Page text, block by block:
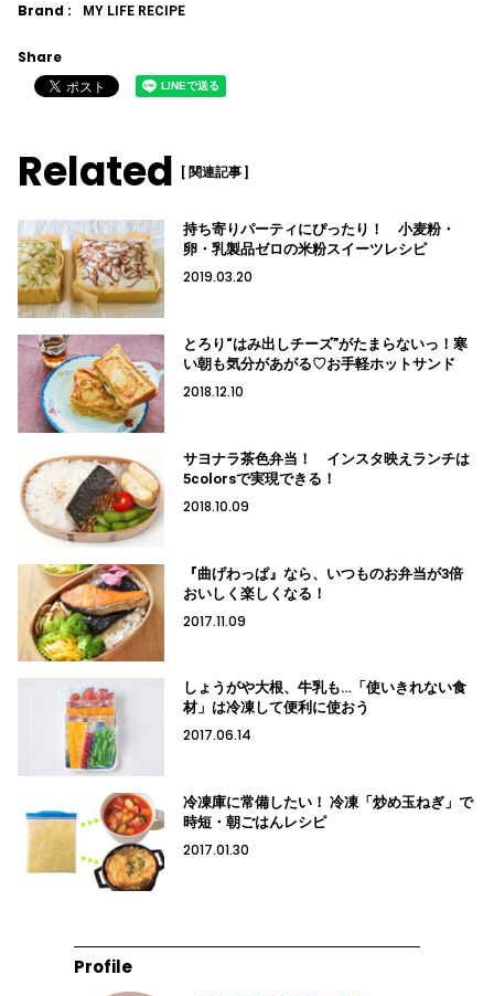
Brand : MY LIFE RECIPE
Share
Related [ 関連記事 ]
持ち寄りパーティにぴったり！ 小麦粉・
卵・乳製品ゼロの米粉スイーツレシピ
2019.03.20
とろり“はみ出しチーズ”がたまらないっ！寒
い朝も気分があがる♡お手軽ホットサンド
2018.12.10
サヨナラ茶色弁当！ インスタ映えランチは
5colorsで実現できる！
2018.10.09
『曲げわっぱ』なら、いつものお弁当が3倍
おいしく楽しくなる！
2017.11.09
しょうがや大根、牛乳も…「使いきれない食
材」は冷凍して便利に使おう
2017.06.14
冷凍庫に常備したい！ 冷凍「炒め玉ねぎ」で
時短・朝ごはんレシピ
2017.01.30
Profile